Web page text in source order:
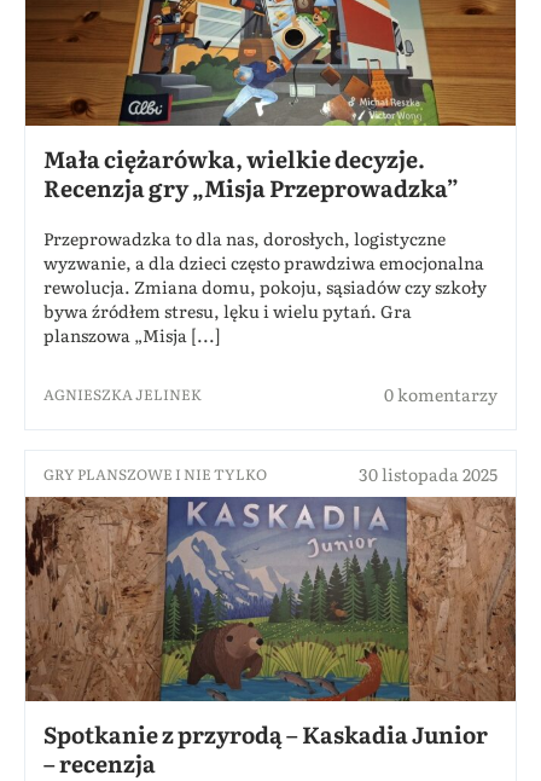
Mała ciężarówka, wielkie decyzje.
Recenzja gry „Misja Przeprowadzka”
Przeprowadzka to dla nas, dorosłych, logistyczne
wyzwanie, a dla dzieci często prawdziwa emocjonalna
rewolucja. Zmiana domu, pokoju, sąsiadów czy szkoły
bywa źródłem stresu, lęku i wielu pytań. Gra
planszowa „Misja [...]
AGNIESZKA JELINEK 0 komentarzy
GRY PLANSZOWE I NIE TYLKO 30 listopada 2025
Spotkanie z przyrodą – Kaskadia Junior
– recenzja